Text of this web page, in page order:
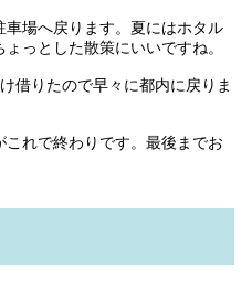
場へ戻ります。夏にはホタル
っとした散策にいいですね。
借りたので早々に都内に戻りま
れで終わりです。最後までお